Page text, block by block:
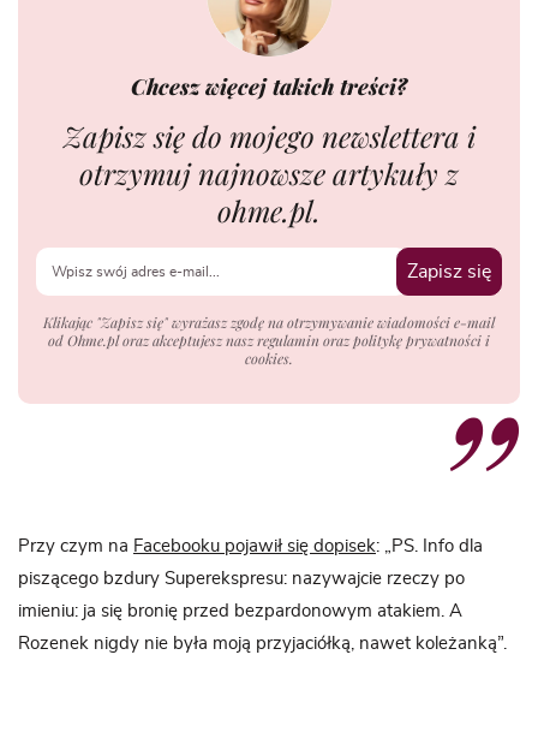
Chcesz więcej takich treści?
Zapisz się do mojego newslettera i
otrzymuj najnowsze artykuły z
ohme.pl.
Zapisz się
Klikając "Zapisz się" wyrażasz zgodę na otrzymywanie wiadomości e-mail
od Ohme.pl oraz akceptujesz nasz regulamin oraz politykę prywatności i
cookies.
Przy czym na Facebooku pojawił się dopisek: „PS. Info dla
piszącego bzdury Superekspresu: nazywajcie rzeczy po
imieniu: ja się bronię przed bezpardonowym atakiem. A
Rozenek nigdy nie była moją przyjaciółką, nawet koleżanką”.